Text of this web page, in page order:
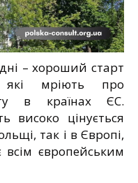
– хороший старт
мріють про
в країнах ЄС.
високо цінується
так і в Європі,
всім європейським